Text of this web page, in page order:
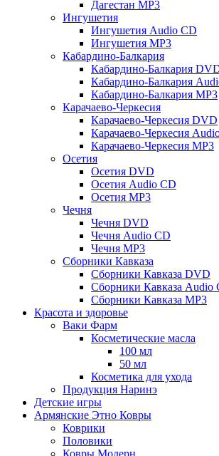
Дагестан MP3
Ингушетия
Ингушетия Audio CD
Ингушетия MP3
Кабардино-Балкария
Кабардино-Балкария
Кабардино-Балкария
Кабардино-Балкария MP3
Карачаево-Черкесия
Карачаево-Черкесия DVD
Карачаево-Черкесия
Карачаево-Черкесия MP3
Осетия
Осетия DVD
Осетия Audio CD
Осетия MP3
Чечня
Чечня DVD
Чечня Audio CD
Чечня MP3
Сборники Кавказа
Сборники Кавказа DVD
Сборники Кавказа Audio
Сборники Кавказа MP3
Красота и здоровье
Ваки Фарм
Косметические масла
100 мл
50 мл
Косметика для ухода
Продукция Наринэ
Детские игры
Армянские Этно Ковры
Коврики
Половики
Ковры Модерн